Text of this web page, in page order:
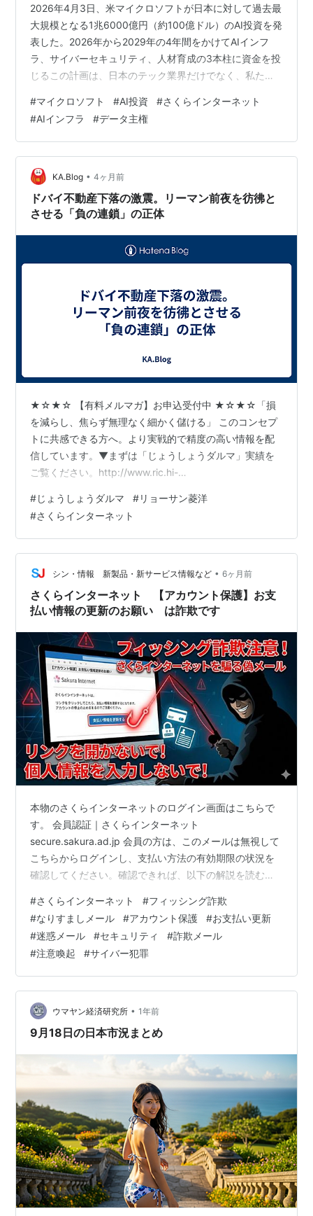
2026年4月3日、米マイクロソフトが日本に対して過去最
大規模となる1兆6000億円（約100億ドル）のAI投資を発
表した。2026年から2029年の4年間をかけてAIインフ
ラ、サイバーセキュリティ、人材育成の3本柱に資金を投
じるこの計画は、日本のテック業界だけでなく、私たち
性がある。マイクロソフトのブラッド・スミス副会長兼
社長が来日し、高市早苗首相とも会談するなど、国家レ
ベルのビッグディールとして注目を集めている。 投資の
3本柱──「技術・信頼・人材」で日本のAI競争力を底上
げ マイクロソフトが掲げる今回の投資計画は「技術
（Technolog…
#マイクロソフト #AI投資 #さくらインターネット
#AIインフラ #データ主権
KA.Blog • 4ヶ月前
ドバイ不動産下落の激震。リーマン前夜を彷彿と
させる「負の連鎖」の正体
★☆★☆ 【有料メルマガ】お申込受付中 ★☆★☆「損
を減らし、焦らず無理なく細かく儲ける」 このコンセプ
トに共感できる方へ。より実戦的で精度の高い情報を配
信しています。▼まずは「じょうしょうダルマ」実績を
ご覧ください。http://www.ric.hi-
００円～（ランチ数回分で、一生モノの相場観を！）相
場がある限り、チャンスは無限です。 一人で悩まず、確
かな指針を手に入れませんか？※リスク・手数料などにつ
きましては、以下の契約締結前交付書面をご参照くださ
い。http://www.ric.hi-ho.ne.jp/…
#じょうしょうダルマ #リョーサン菱洋
#さくらインターネット
シン・情報 新製品・新サービス情報など • 6ヶ月前
さくらインターネット 【アカウント保護】お支
払い情報の更新のお願い は詐欺です
本物のさくらインターネットのログイン画面はこちらで
す。 会員認証｜さくらインターネット
secure.sakura.ad.jp 会員の方は、このメールは無視して
こちらからログインし、支払い方法の有効期限の状況を
確認してください。確認できれば、以下の解説を読む必
情報の更新のお願い ■送信元： さくらインターネット株
式会社 <実在するドメインのメールアドレス>このメール
アドレスのドメインは、ペルーのリマに実在する企業の
ドメインですが、送信元を詐称して送信されています。
★さくらインターネットのドメインは、sakura.ad.jp で
あり、ペルーの企…
#さくらインターネット #フィッシング詐欺
#なりすましメール #アカウント保護 #お支払い更新
#迷惑メール #セキュリティ #詐欺メール
#注意喚起 #サイバー犯罪
ウマヤン経済研究所 • 1年前
9月18日の日本市況まとめ